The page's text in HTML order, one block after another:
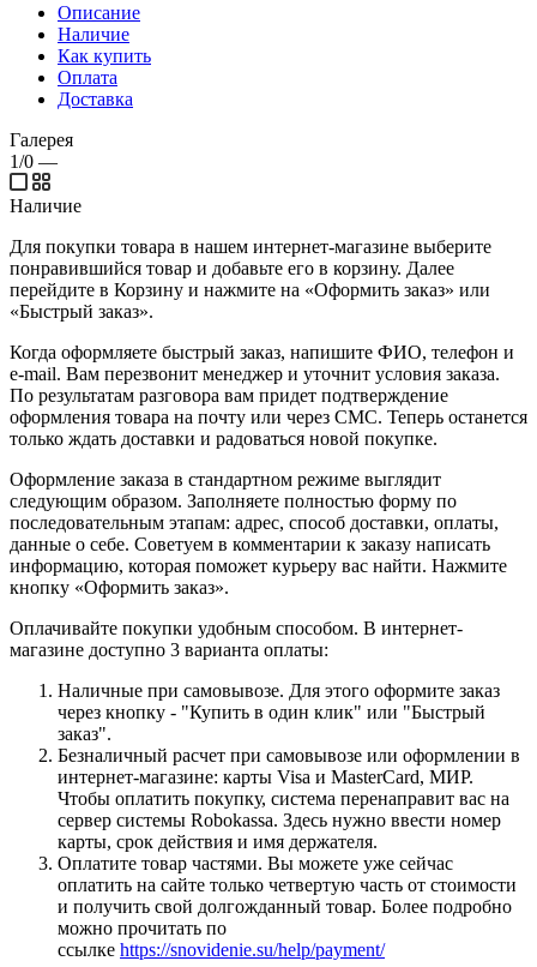
Описание
Наличие
Как купить
Оплата
Доставка
Галерея
1/0 —
Наличие
Для покупки товара в нашем интернет-магазине выберите
понравившийся товар и добавьте его в корзину. Далее
перейдите в Корзину и нажмите на «Оформить заказ» или
«Быстрый заказ».
Когда оформляете быстрый заказ, напишите ФИО, телефон и
e-mail. Вам перезвонит менеджер и уточнит условия заказа.
По результатам разговора вам придет подтверждение
оформления товара на почту или через СМС. Теперь останется
только ждать доставки и радоваться новой покупке.
Оформление заказа в стандартном режиме выглядит
следующим образом. Заполняете полностью форму по
последовательным этапам: адрес, способ доставки, оплаты,
данные о себе. Советуем в комментарии к заказу написать
информацию, которая поможет курьеру вас найти. Нажмите
кнопку «Оформить заказ».
Оплачивайте покупки удобным способом. В интернет-
магазине доступно 3 варианта оплаты:
Наличные при самовывозе. Для этого оформите заказ
через кнопку - "Купить в один клик" или "Быстрый
заказ".
Безналичный расчет при самовывозе или оформлении в
интернет-магазине: карты Visa и MasterCard, МИР.
Чтобы оплатить покупку, система перенаправит вас на
сервер системы Robokassa. Здесь нужно ввести номер
карты, срок действия и имя держателя.
Оплатите товар частями. Вы можете уже сейчас
оплатить на сайте только четвертую часть от стоимости
и получить свой долгожданный товар. Более подробно
можно прочитать по
ссылке https://snovidenie.su/help/payment/